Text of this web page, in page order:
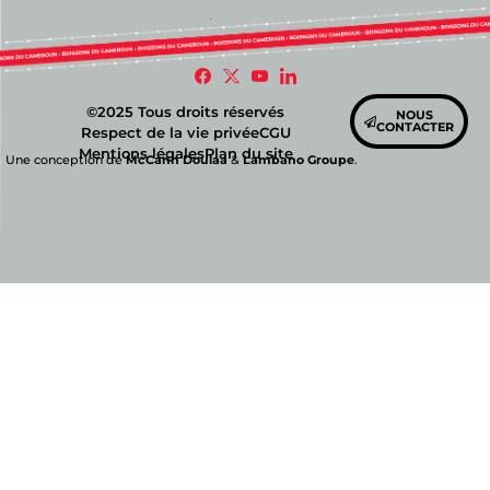
©2025 Tous droits réservés
Respect de la vie privéeCGU
Mentions légalesPlan du site
NOUS
CONTACTER
Une conception deMcCann Doulaa&Lambano Groupe.